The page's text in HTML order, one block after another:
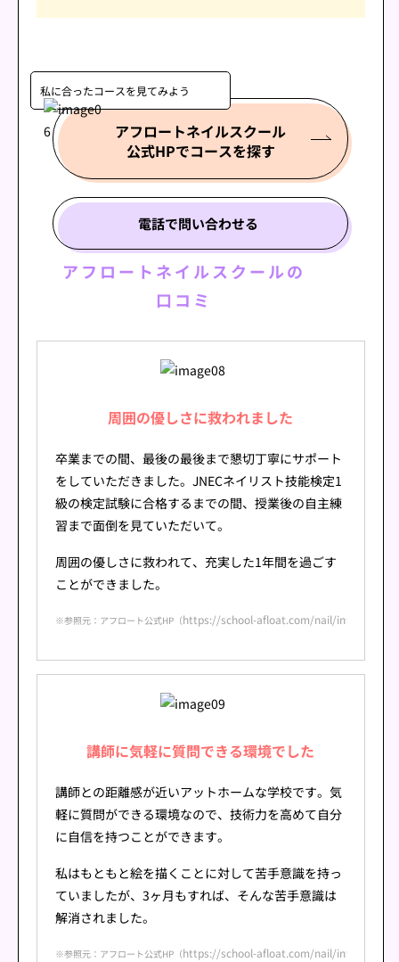
私に合ったコースを見てみよう
アフロートネイルスクール
公式HPでコースを探す
電話で問い合わせる
アフロートネイルスクールの
口コミ
周囲の優しさに救われました
卒業までの間、最後の最後まで懇切丁寧にサポート
をしていただきました。JNECネイリスト技能検定1
級の検定試験に合格するまでの間、授業後の自主練
習まで面倒を見ていただいて。
周囲の優しさに救われて、充実した1年間を過ごす
ことができました。
※参照元：アフロート公式HP（https://school-afloat.com/nail/interview/
講師に気軽に質問できる環境でした
講師との距離感が近いアットホームな学校です。気
軽に質問ができる環境なので、技術力を高めて自分
に自信を持つことができます。
私はもともと絵を描くことに対して苦手意識を持っ
ていましたが、3ヶ月もすれば、そんな苦手意識は
解消されました。
※参照元：アフロート公式HP（https://school-afloat.com/nail/interview/